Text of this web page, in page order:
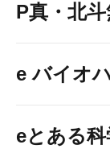
P真・北
e バイオ
eとある